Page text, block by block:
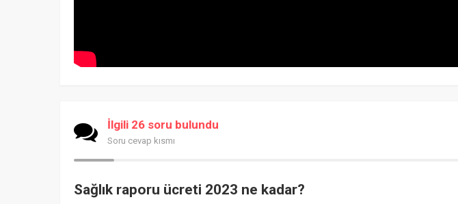
İlgili 26 soru bulundu
Soru cevap kısmı
Sağlık raporu ücreti 2023 ne kadar?